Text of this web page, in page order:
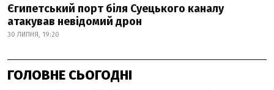
Єгипетський порт біля Суецького каналу
атакував невідомий дрон
30 ЛИПНЯ, 19:20
ГОЛОВНЕ СЬОГОДНІ